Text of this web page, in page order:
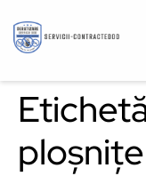
ploșnițe